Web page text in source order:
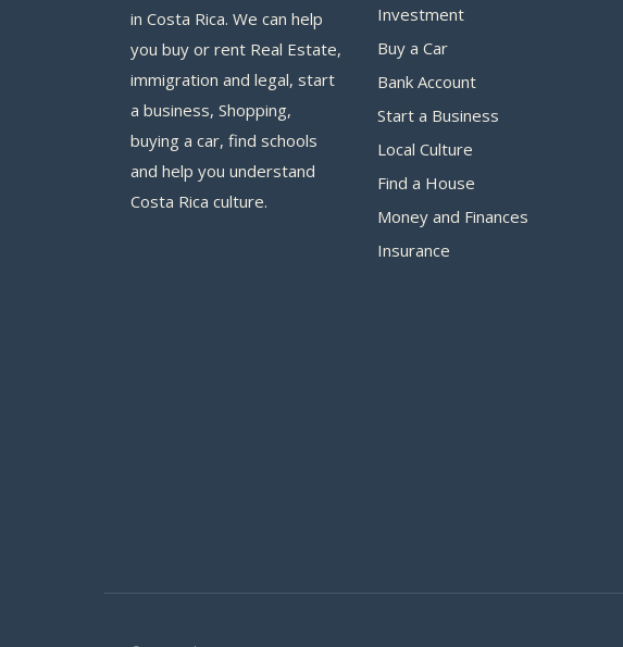
in Costa Rica. We can help
you buy or rent Real Estate,
immigration and legal, start
a business, Shopping,
buying a car, find schools
and help you understand
Costa Rica culture.
Investment
Buy a Car
Bank Account
Start a Business
Local Culture
Find a House
Money and Finances
Insurance